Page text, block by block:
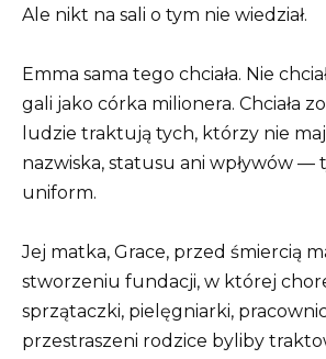
Ale nikt na sali o tym nie wiedział.
Emma sama tego chciała. Nie
gali jako córka milionera. Chciała
ludzie traktują tych, którzy nie
nazwiska, statusu ani wpływów —
uniform.
Jej matka, Grace, przed śmiercią
stworzeniu fundacji, w której
sprzątaczki, pielęgniarki,
przestraszeni rodzice byliby